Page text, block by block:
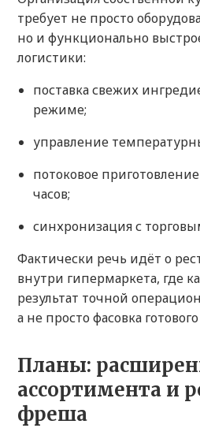
требует не просто
но и функционально
логистики:
поставка свежих
режиме;
управление
потоковое
часов;
синхронизация с
Фактически речь идёт о
внутри гипермаркета, где
результат точной
а не просто фасовка
Планы:
ассортимента и
фреша